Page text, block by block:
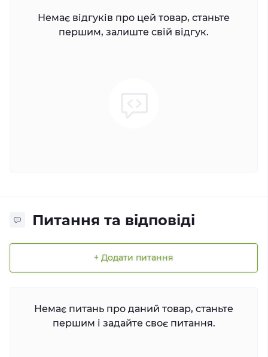
Немає відгуків про цей товар, станьте
першим, залиште свій відгук.
Питання та відповіді
+ Додати питання
Немає питань про даний товар, станьте
першим і задайте своє питання.